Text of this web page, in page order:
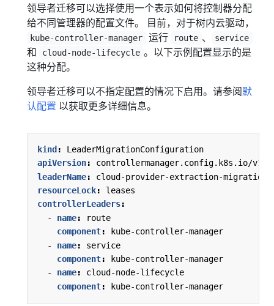
领导者迁移可以选择使用一个表示如何将控制器分配
给不同管理器的配置文件。 目前，对于树内云驱动，
kube-controller-manager 运行 route 、 service
和 cloud-node-lifecycle 。以下示例配置显示的是
这种分配。
领导者迁移可以不指定配置的情况下启用。请参阅默
认配置 以获取更多详细信息。
kind :
LeaderMigrationConfiguration
apiVersion:
controllermanager.config.k8s.io/v1
leaderName:
cloud-provider-extraction-migration
resourceLock:
leases
controllerLeaders:
- name:
route
component:
kube-controller-manager
- name:
service
component:
kube-controller-manager
- name:
cloud-node-lifecycle
component: kube-controller-manager